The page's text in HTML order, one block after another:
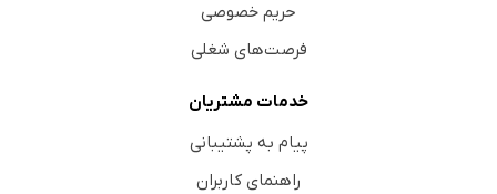
حریم خصوصی
فرصت‌های شغلی
خدمات مشتریان
پیام به پشتیبانی
راهنمای کاربران